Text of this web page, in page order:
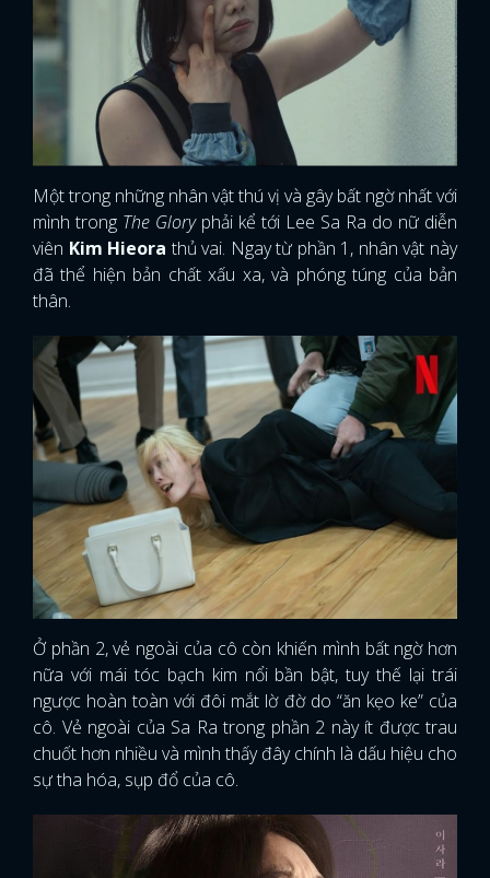
Một trong những nhân vật thú vị và gây bất ngờ nhất với
mình trong The Gloryphải kể tới Lee Sa Ra do nữ diễn
viên Kim Hieora thủ vai. Ngay từ phần 1, nhân vật này
đã thể hiện bản chất xấu xa, và phóng túng của bản
thân.
Ở phần 2, vẻ ngoài của cô còn khiến mình bất ngờ hơn
nữa với mái tóc bạch kim nổi bần bật, tuy thế lại trái
ngược hoàn toàn với đôi mắt lờ đờ do “ăn kẹo ke” của
cô. Vẻ ngoài của Sa Ra trong phần 2 này ít được trau
chuốt hơn nhiều và mình thấy đây chính là dấu hiệu cho
sự tha hóa, sụp đổ của cô.